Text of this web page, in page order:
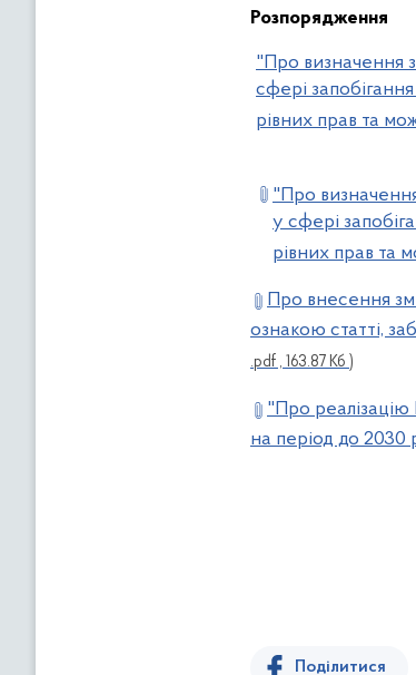
Розпорядження
"Про визначення
сфері
рівних прав та
"Про визначення
у сфері
рівних прав та
Про внесення
ознакою статті,
.pdf , 163.87 Кб )
"Про
на період до 2030
Поділитися